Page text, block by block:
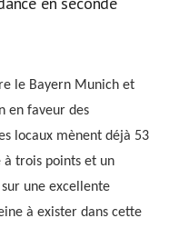
le Bayern Munich et
en faveur des
locaux mènent déjà 53
à trois points et un
une excellente
à exister dans cette